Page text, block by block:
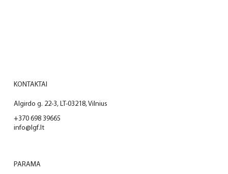
KONTAKTAI
Algirdo g. 22-3, LT-03218, Vilnius
+370 698 39665
info@lgf.lt
PARAMA